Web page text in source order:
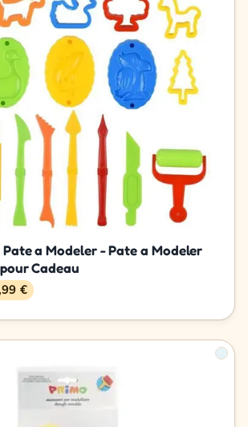
Pate a Modeler - Pate a Modeler
Cadeau
€